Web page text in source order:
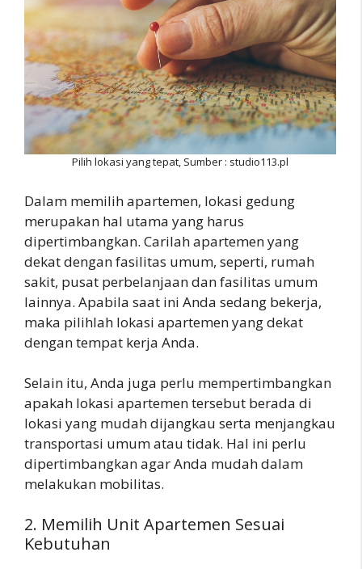
Pilih lokasi yang tepat, Sumber : studio113.pl
Dalam memilih apartemen, lokasi gedung
merupakan hal utama yang harus
dipertimbangkan. Carilah apartemen yang
dekat dengan fasilitas umum, seperti, rumah
sakit, pusat perbelanjaan dan fasilitas umum
lainnya. Apabila saat ini Anda sedang bekerja,
maka pilihlah lokasi apartemen yang dekat
dengan tempat kerja Anda.
Selain itu, Anda juga perlu mempertimbangkan
apakah lokasi apartemen tersebut berada di
lokasi yang mudah dijangkau serta menjangkau
transportasi umum atau tidak. Hal ini perlu
dipertimbangkan agar Anda mudah dalam
melakukan mobilitas.
2. Memilih Unit Apartemen Sesuai
Kebutuhan